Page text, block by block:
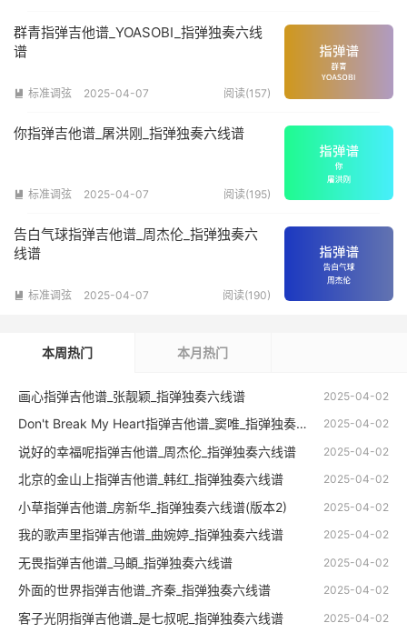
群青指弹吉他谱_YOASOBI_指弹独奏六线
谱
 标准调弦 2025-04-07 阅读(157)
你指弹吉他谱_屠洪刚_指弹独奏六线谱
 标准调弦 2025-04-07 阅读(195)
告白气球指弹吉他谱_周杰伦_指弹独奏六
线谱
 标准调弦 2025-04-07 阅读(190)
本周热门 本月热门
2025-04-02
画心指弹吉他谱_张靓颖_指弹独奏六线谱
2025-04-02
Don't Break My Heart指弹吉他谱_窦唯_指弹独奏六线谱
2025-04-02
说好的幸福呢指弹吉他谱_周杰伦_指弹独奏六线谱
2025-04-02
北京的金山上指弹吉他谱_韩红_指弹独奏六线谱
2025-04-02
小草指弹吉他谱_房新华_指弹独奏六线谱(版本2)
2025-04-02
我的歌声里指弹吉他谱_曲婉婷_指弹独奏六线谱
2025-04-02
无畏指弹吉他谱_马頔_指弹独奏六线谱
2025-04-02
外面的世界指弹吉他谱_齐秦_指弹独奏六线谱
2025-04-02
客子光阴指弹吉他谱_是七叔呢_指弹独奏六线谱